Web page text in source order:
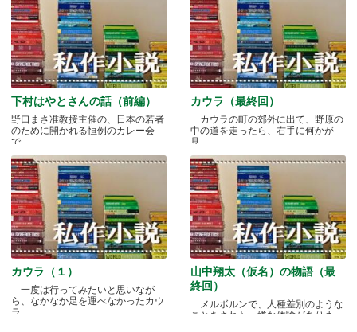
下村はやとさんの話（前編）
野口まさ准教授主催の、日本の若者
のために開かれる恒例のカレー会
で.....
カウラ（最終回）
カウラの町の郊外に出て、野原の
中の道を走ったら、右手に何かが
見.....
カウラ（１）
一度は行ってみたいと思いなが
ら、なかなか足を運べなかったカウ
ラ.....
山中翔太（仮名）の物語（最
終回）
メルボルンで、人種差別のような
ことをされた、嫌な体験がありま